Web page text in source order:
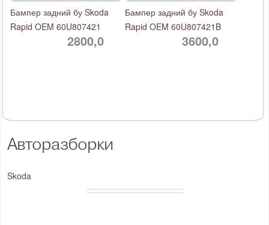
Авторазборки
Skoda
Бампер задний бу Skoda
Rapid OEM 60U807421
2800,0
Бампер задний бу Skoda
Rapid OEM 60U807421B
3600,0